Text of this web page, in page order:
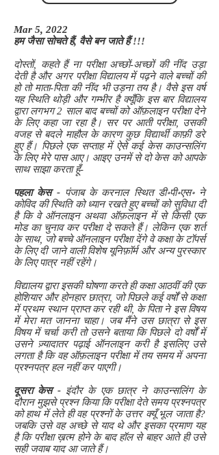
Mar 5, 2022
हम जैसा सोचते हैं, वैसे बन जाते हैं !!!
दोस्तों, कहते हैं ना परीक्षा अच्छों-अच्छों की नींद उड़ा
देती है और अगर परीक्षा विद्यालय में पढ़ने वाले बच्चों की
हो तो माता-पिता की नींद भी उड़ना तय है। वैसे इस वर्ष
यह स्थिति थोड़ी और गम्भीर है क्यूँकि इस बार विद्यालय
द्वारा लगभग 2 साल बाद बच्चों को ऑफ़लाइन परीक्षा देने
के लिए कहा जा रहा है। सर पर आती परीक्षा, उसकी
वजह से बदले माहौल के कारण कुछ विद्यार्थी काफ़ी डरे
हुए हैं। पिछले एक सप्ताह में ऐसे कई केस काउन्सलिंग
के लिए मेरे पास आए। आइए उनमें से दो केस को आपके
साथ साझा करता हूँ-
पहला केस -पंजाब के करनाल स्थित डी॰पी॰एस॰ ने
कोविद की स्थिति को ध्यान रखते हुए बच्चों को सुविधा दी
है कि वे ऑनलाइन अथवा ऑफ़लाइन में से किसी एक
मोड का चुनाव कर परीक्षा दे सकते हैं। लेकिन एक शर्त
के साथ, जो बच्चे ऑनलाइन परीक्षा देंगे वे कक्षा के टॉपर्स
के लिए दी जाने वाली विशेष यूनिफ़ॉर्म और अन्य पुरस्कार
के लिए पात्र नहीं रहेंगे।
विद्यालय द्वारा इसकी घोषणा करते ही कक्षा आठवीं की एक
होशियार और होनहार छात्रा, जो पिछले कई वर्षों से कक्षा
में प्रथम स्थान प्राप्त कर रही थी, के पिता ने इस विषय
में मेरा मत जानना चाहा। जब मैंने उस छात्रा से इस
विषय में चर्चा करी तो उसने बताया कि पिछले दो वर्षों में
उसने ज़्यादातर पढ़ाई ऑनलाइन करी है इसलिए उसे
लगता है कि वह ऑफ़लाइन परीक्षा में तय समय में अपना
प्रश्नपत्र हल नहीं कर पाएगी।
दूसरा केस -इंदौर के एक छात्र ने काउन्सलिंग के
दौरान मुझसे प्रश्न किया कि परीक्षा देते समय प्रश्नपत्र
को हाथ में लेते ही वह प्रश्नों के उत्तर क्यूँ भूल जाता है?
जबकि उसे वह अच्छे से याद थे और इसका प्रमाण यह
है कि परीक्षा ख़त्म होने के बाद हॉल से बाहर आते ही उसे
सही जवाब याद आ जाते हैं।